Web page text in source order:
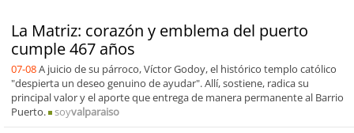
La Matriz: corazón y emblema del puerto
cumple 467 años
07-08A juicio de su párroco, Víctor Godoy, el histórico templo católico
"despierta un deseo genuino de ayudar". Allí, sostiene, radica su
principal valor y el aporte que entrega de manera permanente al Barrio
Puerto.
soyvalparaiso